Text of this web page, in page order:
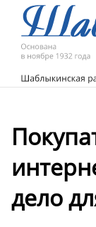
дело